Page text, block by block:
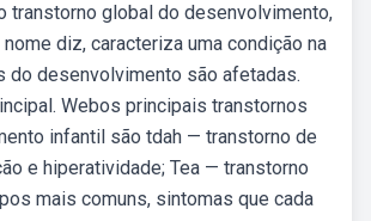
transtorno global do desenvolvimento,
diz, caracteriza uma condição na
do desenvolvimento são afetadas.
Webos principais transtornos
infantil são tdah — transtorno de
e hiperatividade; Tea — transtorno
mais comuns, sintomas que cada